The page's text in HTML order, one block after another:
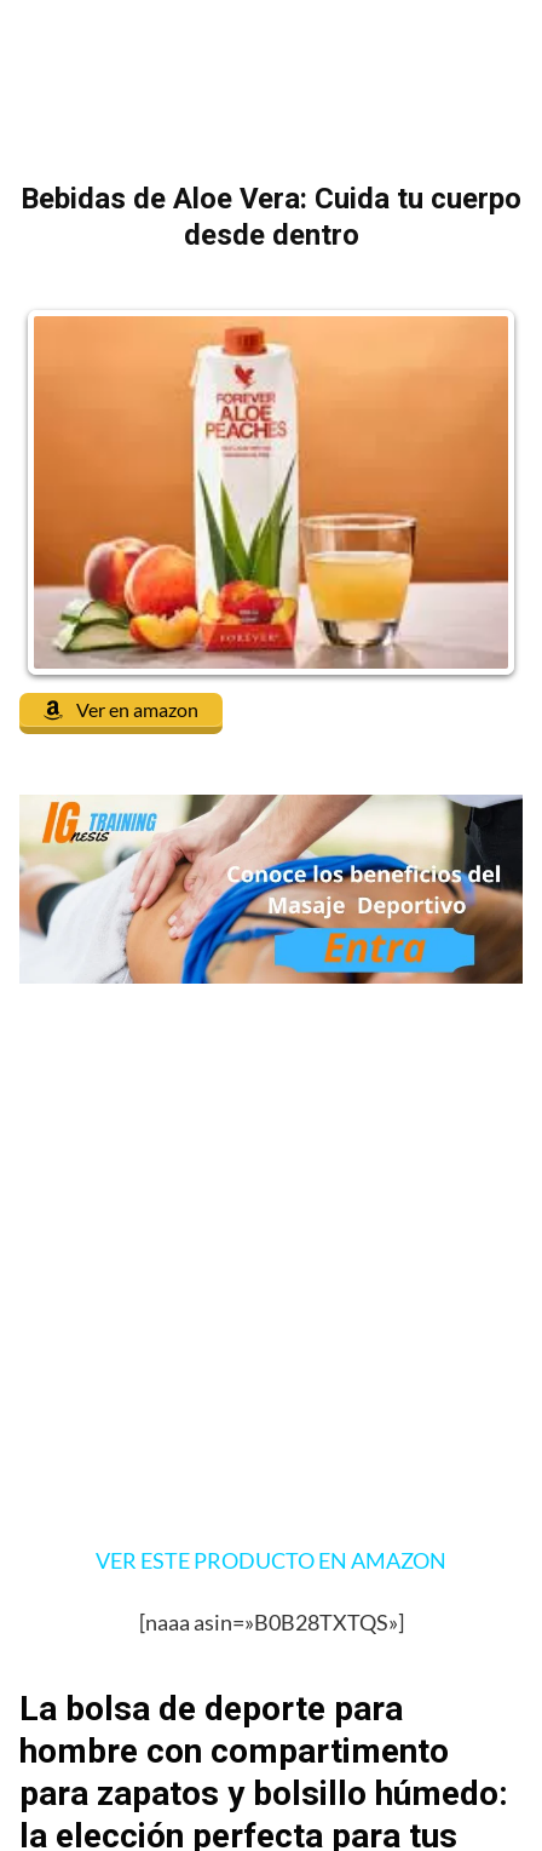
Bebidas de Aloe Vera: Cuida tu cuerpo
desde dentro
Ver en amazon
VER ESTE PRODUCTO EN AMAZON
[naaa asin=»B0B28TXTQS»]
La bolsa de deporte para
hombre con compartimento
para zapatos y bolsillo húmedo:
la elección perfecta para tus